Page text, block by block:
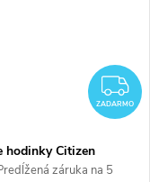
ZADARMO
hodinky Citizen
51L
záruka na 5